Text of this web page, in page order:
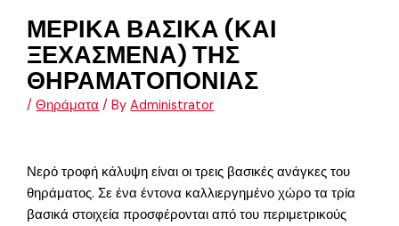
ΜΕΡΙΚΑ ΒΑΣΙΚΑ (ΚΑΙ
ΞΕΧΑΣΜΕΝΑ) ΤΗΣ
ΘΗΡΑΜΑΤΟΠΟΝΙΑΣ
/Θηράματα / ByAdministrator
Νερό τροφή κάλυψη είναι οι τρεις βασικές ανάγκες του
θηράματος. Σε ένα έντονα καλλιεργημένο χώρο τα τρία
βασικά στοιχεία προσφέρονται από του περιμετρικούς